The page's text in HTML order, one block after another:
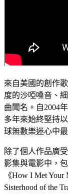
來自美國的創作
度的沙啞嗓音、
曲聞名。自2004
多年來始終堅持
球無數樂迷心中
除了個人作品廣
影集與電影中，包
《How I Met
Sisterhood of the